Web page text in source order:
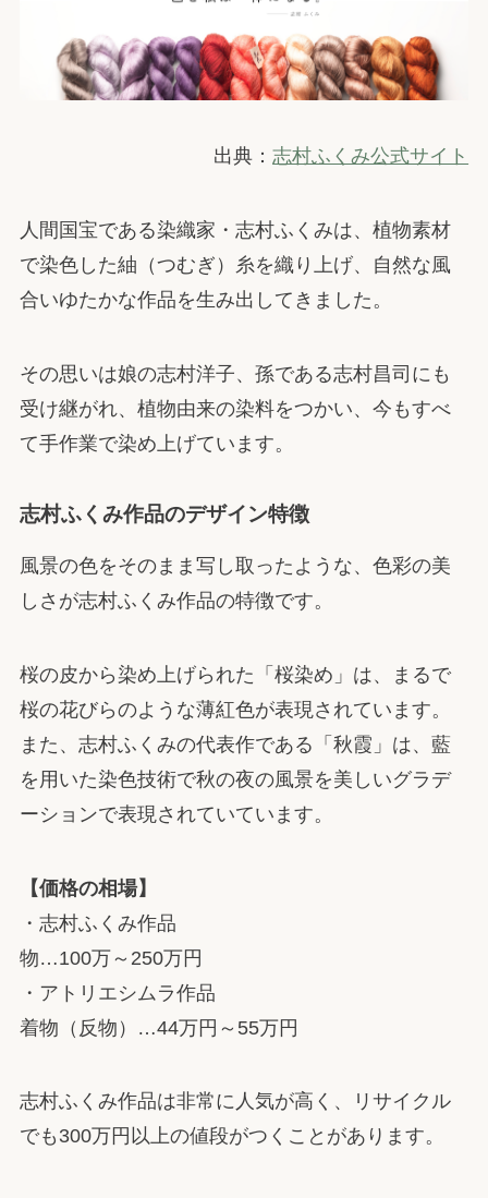
出典：志村ふくみ公式サイト
人間国宝である染織家・志村ふくみは、植物素材
で染色した紬（つむぎ）糸を織り上げ、自然な風
合いゆたかな作品を生み出してきました。
その思いは娘の志村洋子、孫である志村昌司にも
受け継がれ、植物由来の染料をつかい、今もすべ
て手作業で染め上げています。
志村ふくみ作品のデザイン特徴
風景の色をそのまま写し取ったような、色彩の美
しさが志村ふくみ作品の特徴です。
桜の皮から染め上げられた「桜染め」は、まるで
桜の花びらのような薄紅色が表現されています。
また、志村ふくみの代表作である「秋霞」は、藍
を用いた染色技術で秋の夜の風景を美しいグラデ
ーションで表現されていています。
【価格の相場】
・志村ふくみ作品
物…100万～250万円
・アトリエシムラ作品
着物（反物）…44万円～55万円
志村ふくみ作品は非常に人気が高く、リサイクル
でも300万円以上の値段がつくことがあります。